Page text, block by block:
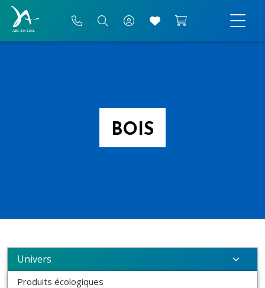
BOIS
Univers
Produits écologiques